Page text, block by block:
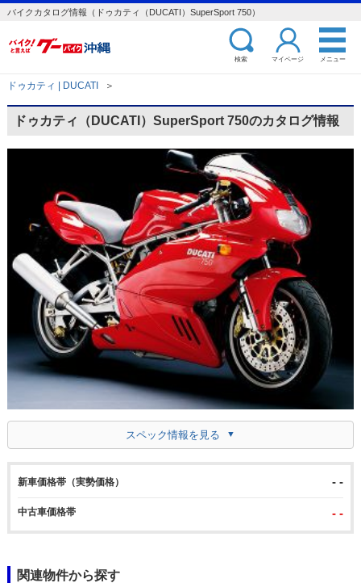
バイクカタログ情報（ドゥカティ（DUCATI）SuperSport 750）
検索 マイページ メニュー
ドゥカティ | DUCATI ＞
ドゥカティ（DUCATI）SuperSport 750のカタログ情報
スペック情報を見る
新車価格帯（実勢価格） - -
中古車価格帯 - -
関連物件から探す